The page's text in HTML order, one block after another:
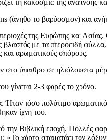
τη κακοσμία της αναπνοής
(άνηθο το βαρύοσμον) και
της Ευρώπης και Ασίας.
με τα πτεροειδή
και αρωματικούς σπόρους.
στο ύπαιθρο σε ηλιόλουστα
γίνεται 2-3 φορές το χρόνο.
Ήταν τόσο πολύτιμο
ίχνη του.
Βιβλική εποχή. Πολλές
χόρτο σταματάει τον